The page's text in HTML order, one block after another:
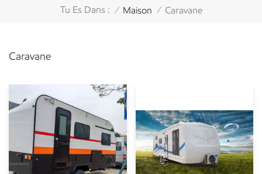
Tu Es Dans : / Maison / Caravane
Caravane